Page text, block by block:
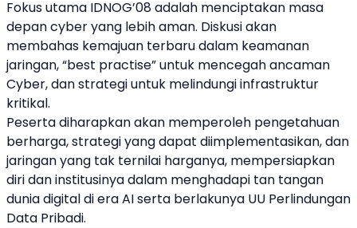
Fokus utama IDNOG’08 adalah menciptakan masa
depan cyber yang lebih aman. Diskusi akan
membahas kemajuan terbaru dalam keamanan
jaringan, “best practise” untuk mencegah ancaman
Cyber, dan strategi untuk melindungi infrastruktur
kritikal.
Peserta diharapkan akan memperoleh pengetahuan
berharga, strategi yang dapat diimplementasikan, dan
jaringan yang tak ternilai harganya, mempersiapkan
diri dan institusinya dalam menghadapi tan tangan
dunia digital di era AI serta berlakunya UU Perlindungan
Data Pribadi.